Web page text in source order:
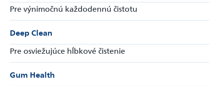
Pre výnimočnú každodennú čistotu
Deep Clean
Pre osviežujúce hĺbkové čistenie
Gum Health